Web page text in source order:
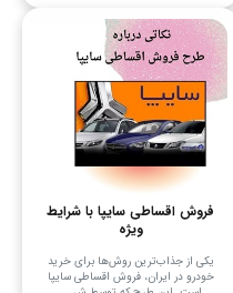
فروش اقساطی سایپا با شرایط
ویژه
یکی از جذاب‌ترین روش‌ها برای خرید
خودرو در ایران، فروش اقساطی سایپا